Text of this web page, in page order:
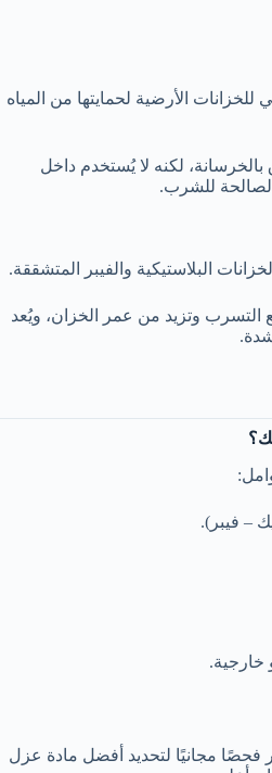
الأرضية لحمايتها من المياه
بالخرسانة، لكنه لا يُستخدم داخل
الصالحة للشرب.
البلاستيكية والفيبر المتشققة.
التسرب وتزيد من عمر الخزان، ويُعد
– فيبر).
خارجية.
فحصًا مجانيًا لتحديد أفضل مادة عزل